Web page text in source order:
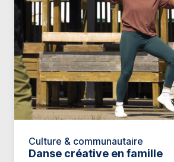
Culture & communautaire
Danse créative en famille